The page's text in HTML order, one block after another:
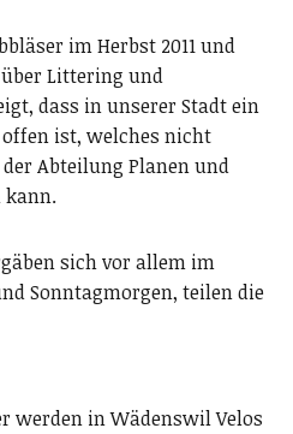
im Herbst 2011 und
Littering und
dass in unserer Stadt ein
ist, welches nicht
Abteilung Planen und
kann.
sich vor allem im
Sonntagmorgen, teilen die
werden in Wädenswil Velos